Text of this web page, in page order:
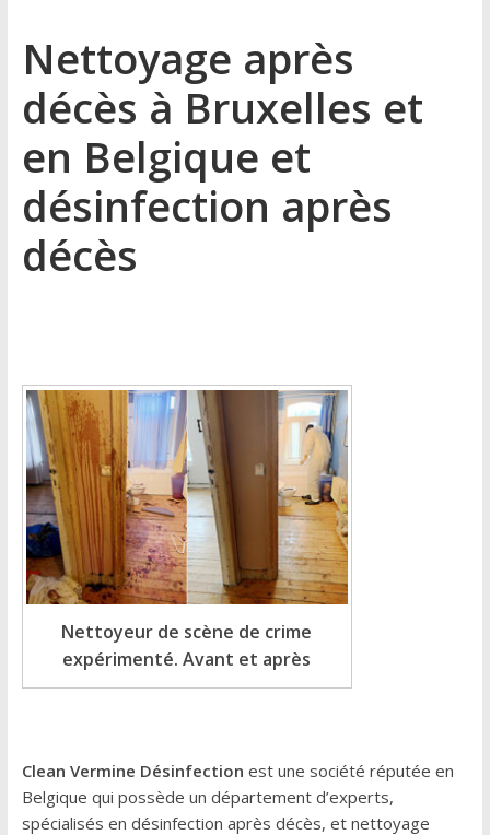
Nettoyage après
décès à Bruxelles et
en Belgique et
désinfection après
décès
Nettoyeur de scène de crime
expérimenté. Avant et après
Clean Vermine Désinfection est une société réputée en
Belgique qui possède un département d’experts,
spécialisés en désinfection après décès, et nettoyage